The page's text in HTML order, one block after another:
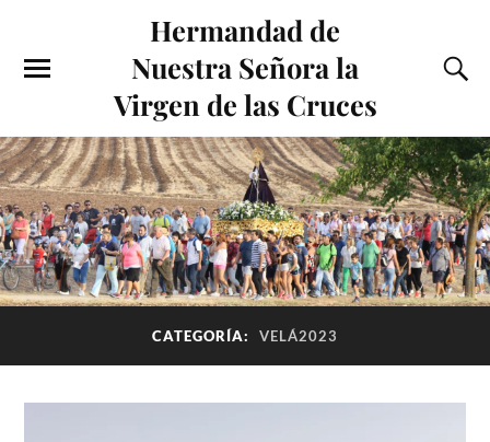
Hermandad de
Nuestra Señora la
Virgen de las Cruces
CATEGORÍA: VELÁ2023